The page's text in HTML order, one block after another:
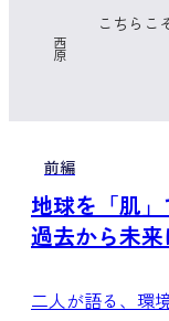
西
原
こちらこ
前編
地球を「肌」
過去から未
二人が語る、環